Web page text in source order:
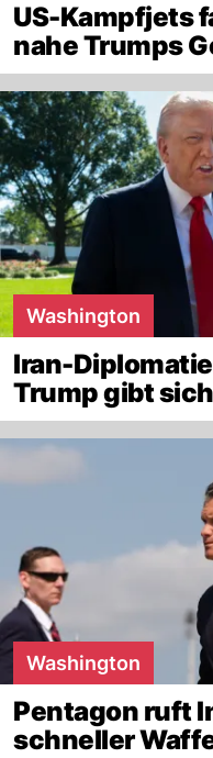
US-Kampfjets
nahe Trumps
Washington
Iran-
Trump gibt
Washington
Pentagon ruft
schneller